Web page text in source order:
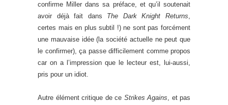
confirme Miller dans sa préface, et qu’il soutenait
avoir déjà fait dans The Dark Knight Returns,
certes mais en plus subtil !) ne sont pas forcément
une mauvaise idée (la société actuelle ne peut que
le confirmer), ça passe difficilement comme propos
car on a l’impression que le lecteur est, lui-aussi,
pris pour un idiot.
Autre élément critique de ce Strikes Agains, et pas